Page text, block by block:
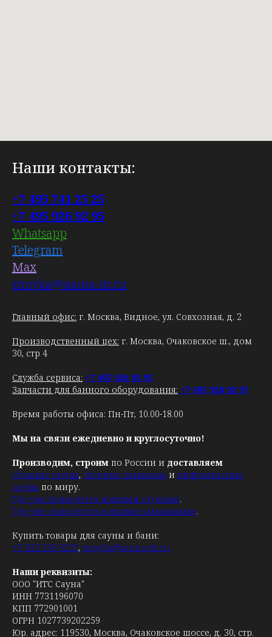
Наши контакты:
+7 495 741 25 25
+7 495 926 92 95
Whatsapp
Telegram
Max
stroyka@sauna-its.ru
Главный офис: г. Москва, Видное, ул. Совхозная, д. 2
Производственный цех: г. Москва, Очаковское ш., дом
30, стр 4
Служба сервиса: +7 495 926 92 95
Запчасти для банного оборудования: +7 495 926 92 97
Время работы офиса: Пн-Пт, 10.00-18.00
Мы на связи ежедневно и круглосуточно!
Производим, строим по России и доставляем
сборные сауны, сборные хаммамы и инфракрасные
сауны по миру.
Где уже пользуются нашими саунами.
Где уже пользуются нашими хаммамами.
Купить товары для сауны и бани:
+7 925 530 9252, stroyka@sauna-its.ru
Наши реквизиты:
ООО "ИТС Сауна"
ИНН 7731196070
КПП 772901001
ОГРН 1027739202259
Юр. адрес: 119530, Москва, Очаковское шоссе, д. 30, стр.